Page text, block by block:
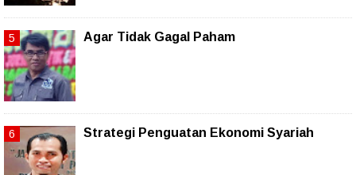
Agar Tidak Gagal Paham
Strategi Penguatan Ekonomi Syariah